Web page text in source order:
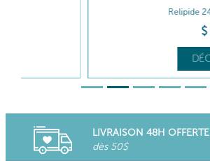
Relipide 24H – Réconforte
LIVRAISON 48H OFFERTE
dès 50$